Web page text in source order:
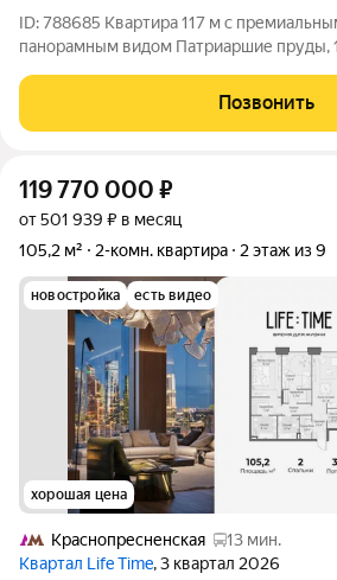
ID: 788685 Квартира 117 м с премиальным ремонтом и
панорамным видом Патриаршие пруды, 12 этаж Эксклюзивная
премиум-класса в ведомственном
индивидуальному проекту. Полностью
Позвонить
119 770 000 ₽
от 501 939 ₽ в месяц
105,2 м²
2-комн. квартира 2 этаж из 9
новостройка есть видео
хорошая цена
Краснопресненская
13 мин.
Квартал Life Time, 3 квартал 2026